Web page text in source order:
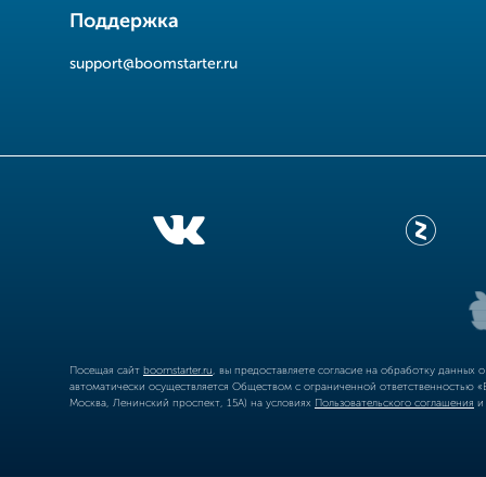
Поддержка
support@boomstarter.ru
Посещая сайт boomstarter.ru , вы предоставляете согласие на обработку
автоматически осуществляется Обществом с ограниченной
Москва, Ленинский проспект, 15А) на условиях Пользовательского соглашения и